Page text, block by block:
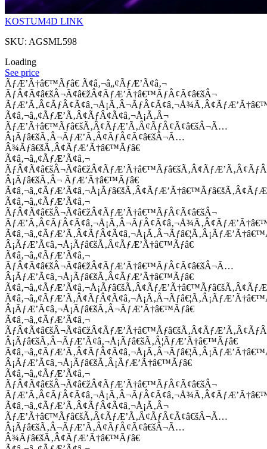
KOSTUM4D LINK
SKU: AGSML598
Loading
See price
ÃƒÆ’Ã†â€™Ãƒâ€ Ã¢â‚¬â„¢ÃƒÆ’Ã¢â‚¬
ÃƒÂ¢Ã¢â€šÂ¬Ã¢â€žÂ¢ÃƒÆ’Ã†â€™ÃƒÂ¢Ã¢â€šÂ¬
Ã¢â‚¬â„¢ÃƒÆ’Ã‚Â¢ÃƒÂ¢Ã¢â‚¬Å¡Ã‚Â¬
ÃƒÆ’Ã†â€™Ãƒâ€šÃ‚Â¢ÃƒÆ’Ã‚Â¢ÃƒÂ¢Ã¢â€šÂ¬Ã…
Â¡Ãƒâ€šÃ‚Â¬ÃƒÆ’Ã‚Â¢ÃƒÂ¢Ã¢â€šÂ¬Ã…
Â¾Ãƒâ€šÃ‚Â¢ÃƒÆ’Ã†â€™Ãƒâ€
Ã¢â‚¬â„¢ÃƒÆ’Ã¢â‚¬
Â¡Ãƒâ€šÃ‚Â¬ ÃƒÆ’Ã†â€™Ãƒâ€
Ã¢â‚¬â„¢ÃƒÆ’Ã¢â‚¬
ÃƒÂ¢Ã¢â€šÂ¬Ã¢â€žÂ¢ÃƒÆ’Ã†â€™ÃƒÂ¢Ã¢â€šÂ¬
Â¡ÃƒÆ’Ã¢â‚¬Å¡Ãƒâ€šÃ‚Â¢ÃƒÆ’Ã†â€™Ãƒâ€
Ã¢â‚¬â„¢ÃƒÆ’Ã¢â‚¬
ÃƒÂ¢Ã¢â€šÂ¬Ã¢â€žÂ¢ÃƒÆ’Ã†â€™ÃƒÂ¢Ã¢â€šÂ¬Ã…
Â¡ÃƒÆ’Ã¢â‚¬Å¡Ãƒâ€šÃ‚Â¢ÃƒÆ’Ã†â€™Ãƒâ€
Â¡ÃƒÆ’Ã¢â‚¬Å¡Ãƒâ€šÃ‚Â¬ÃƒÆ’Ã†â€™Ãƒâ€
Ã¢â‚¬â„¢ÃƒÆ’Ã¢â‚¬
Â¡Ãƒâ€šÃ‚Â¬ÃƒÆ’Ã¢â‚¬Å¡Ãƒâ€šÃ‚Â¦ÃƒÆ’Ã†â€™Ãƒâ€
Â¡ÃƒÆ’Ã¢â‚¬Å¡Ãƒâ€šÃ‚Â¡ÃƒÆ’Ã†â€™Ãƒâ€
Ã¢â‚¬â„¢ÃƒÆ’Ã¢â‚¬
ÃƒÂ¢Ã¢â€šÂ¬Ã¢â€žÂ¢ÃƒÆ’Ã†â€™ÃƒÂ¢Ã¢â€šÂ¬
Ã¢â‚¬â„¢ÃƒÆ’Ã‚Â¢ÃƒÂ¢Ã¢â‚¬Å¡Ã‚Â¬
ÃƒÆ’Ã†â€™Ãƒâ€šÃ‚Â¢ÃƒÆ’Ã‚Â¢ÃƒÂ¢Ã¢â€šÂ¬Ã…
Â¡Ãƒâ€šÃ‚Â¬ÃƒÆ’Ã‚Â¢ÃƒÂ¢Ã¢â€šÂ¬Ã…
Â¾Ãƒâ€šÃ‚Â¢ÃƒÆ’Ã†â€™Ãƒâ€